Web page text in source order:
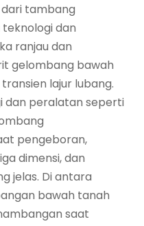
dari tambang
dan
ranjau dan
gelombang bawah
lajur lubang.
dan peralatan seperti
pengeboran,
dimensi, dan
jelas. Di antara
bawah tanah
saat